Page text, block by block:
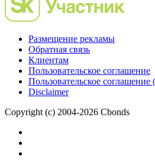
Размещение рекламы
Обратная связь
Клиентам
Пользовательское соглашение
Пользовательское соглашение
Disclaimer
Copyright (c) 2004-2026 Cbonds